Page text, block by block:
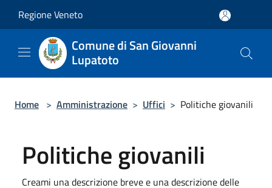
Regione Veneto
Comune di San Giovanni
Lupatoto
Home > Amministrazione > Uffici > Politiche giovanili
Politiche giovanili
Creami una descrizione breve e una descrizione delle